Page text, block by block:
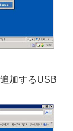
加するUSB